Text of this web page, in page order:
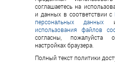
соглашаетесь на
и данных в соответствии с
персональных данных
использования файлов
согласны,
настройках браузера.
Полный текст политики